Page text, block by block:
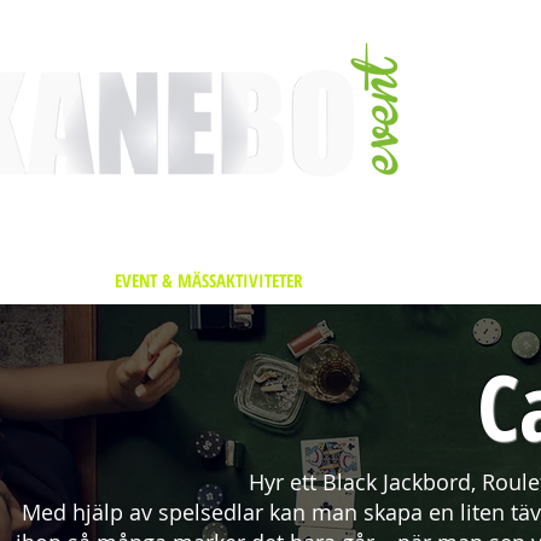
EVENT & MÄSSAKTIVITETER
Hyr ett Black Jackbord,
Med hjälp av spelsedlar kan man skapa en liten